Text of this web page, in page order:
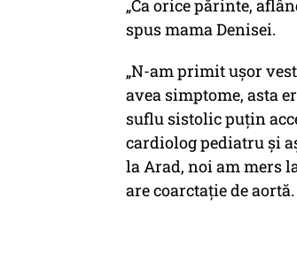
„Ca orice părinte,
spus mama Denisei.
„N-am primit ușor
avea simptome, asta
suflu sistolic puțin
cardiolog pediatru și
la Arad, noi am mers
are coarctație de